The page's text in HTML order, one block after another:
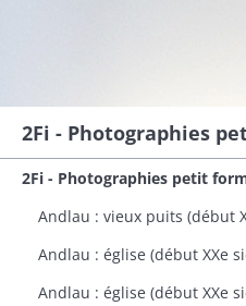
2Fi - Photographies
2Fi - Photographies petit
Andlau : vieux puits (début
Andlau : église (début XXe
Andlau : église (début XXe